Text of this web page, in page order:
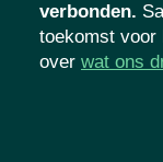
verbonden.
toekomst voor
over wat ons